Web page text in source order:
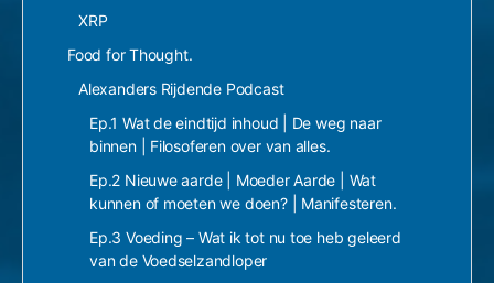
XRP
Food for Thought.
Alexanders Rijdende Podcast
Ep.1 Wat de eindtijd inhoud | De weg naar
binnen | Filosoferen over van alles.
Ep.2 Nieuwe aarde | Moeder Aarde | Wat
kunnen of moeten we doen? | Manifesteren.
Ep.3 Voeding – Wat ik tot nu toe heb geleerd
van de Voedselzandloper